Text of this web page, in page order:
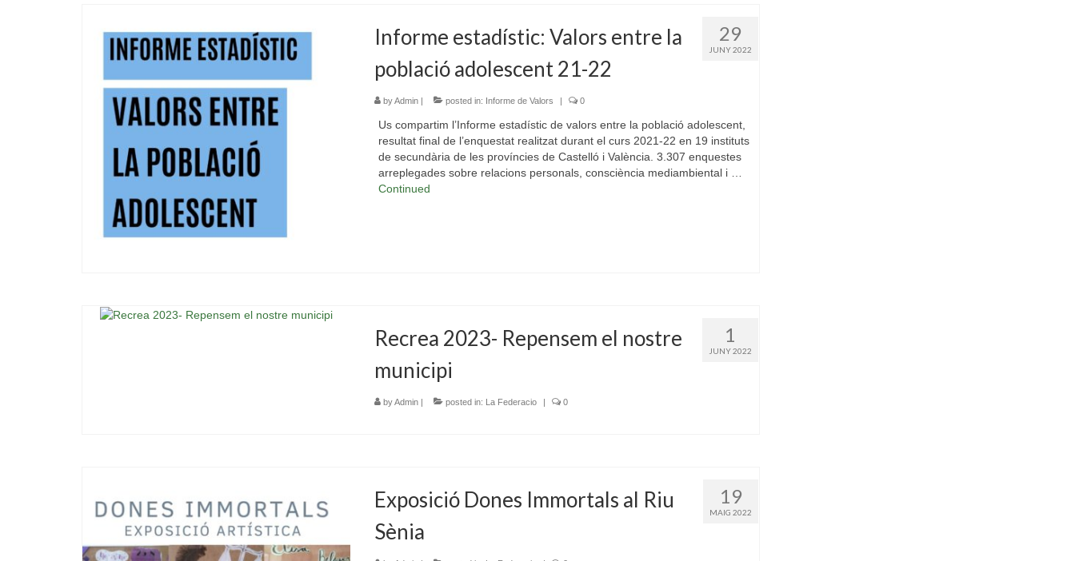
29
JUNY 2022
Informe estadístic: Valors entre la
població adolescent 21-22
byAdmin| posted in: Informe de Valors | 0
Us compartim l’Informe estadístic de valors entre la població adolescent,
resultat final de l’enquestat realitzat durant el curs 2021-22 en 19 instituts
de secundària de les províncies de Castelló i València. 3.307 enquestes
arreplegades sobre relacions personals, consciència mediambiental i …
Continued
1
JUNY 2022
Recrea 2023- Repensem el nostre
municipi
byAdmin| posted in: La Federacio | 0
19
MAIG 2022
Exposició Dones Immortals al Riu
Sènia